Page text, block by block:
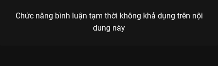
Chức năng bình luận tạm thời không khả dụng trên nội
dung này